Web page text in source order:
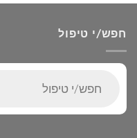
חפש/י טיפול
search